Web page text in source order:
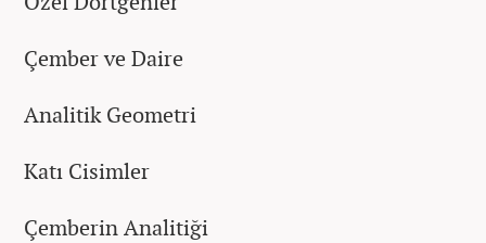
Çember ve Daire
Analitik Geometri
Katı Cisimler
Çemberin Analitiği